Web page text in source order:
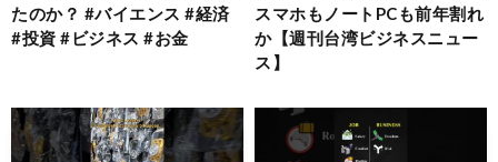
たのか？ #バイエンス #経済
#投資 #ビジネス #お金
スマホもノートPCも前年割れ
か【週刊台湾ビジネスニュー
ス】